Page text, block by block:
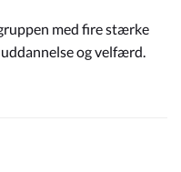
med fire stærke
og velfærd.